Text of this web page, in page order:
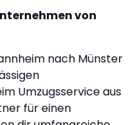
von
nach Münster
Umzugsservice aus
für einen